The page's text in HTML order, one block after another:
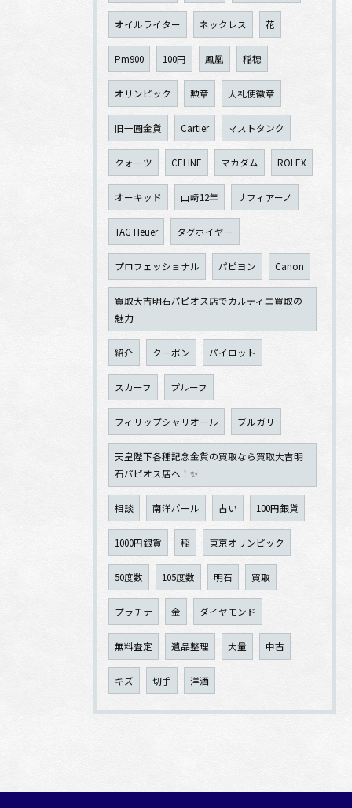
オイルライター ネックレス 花
Pm900 100円 鳳凰 稲穂
オリンピック 勲章 大礼使徽章
旧一圓金貨 Cartier マストタンク
クォーツ CELINE マカダム ROLEX
オーキッド 山崎12年 サフィアーノ
TAG Heuer タグホイヤー
プロフェッショナル パピヨン Canon
買取大吉明石パピオス店でカルティエ買取の
魅力
紹介 クーポン パイロット
スカーフ プルーフ
フィリップシャリオール ブルガリ
天皇陛下各種記念金貨の買取なら買取大吉明
石パピオス店へ！✨
相談 南洋パール 古い 100円銀貨
1000円銀貨 稲 東京オリンピック
50度数 105度数 明石 買取
プラチナ 金 ダイヤモンド
無料査定 遺品整理 大量 中古
キズ 切手 洋酒